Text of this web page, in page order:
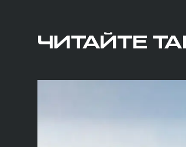
ЧИТАЙТЕ